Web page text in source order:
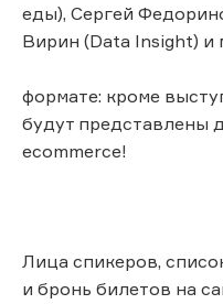
еды), Сергей
Вирин (Data Insight) и
формате: кроме
будут представлены
ecommerce!
Лица спикеров,
и бронь билетов на